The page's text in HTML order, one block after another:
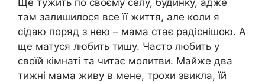
там залишилося все її життя, але коли я
сідаю поряд з нею – мама стає радіснішою. А
ще матуся любить тишу. Часто любить у
своїй кімнаті та читає молитви. Майже два
тижні мама живу в мене, трохи звикла, їй